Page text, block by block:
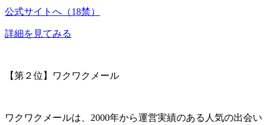
公式サイトへ（18禁）
詳細を見てみる
【第２位】ワクワクメール
ワクワクメールは、 2000年から運営実績のある人気の出会い